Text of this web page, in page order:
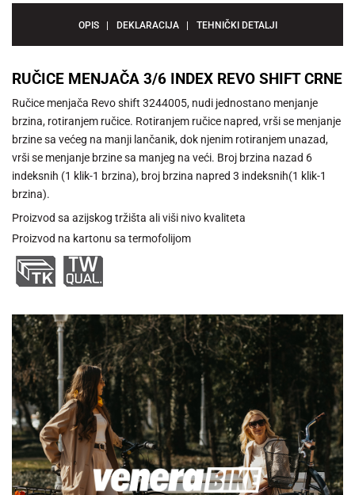
OPIS DEKLARACIJA TEHNIČKI DETALJI
RUČICE MENJAČA 3/6 INDEX REVO SHIFT CRNE
Ručice menjača Revo shift 3244005, nudi jednostano menjanje
brzina, rotiranjem ručice. Rotiranjem ručice napred, vrši se menjanje
brzine sa većeg na manji lančanik, dok njenim rotiranjem unazad,
vrši se menjanje brzine sa manjeg na veći. Broj brzina nazad 6
indeksnih (1 klik-1 brzina), broj brzina napred 3 indeksnih(1 klik-1
brzina).
Proizvod sa azijskog tržišta ali viši nivo kvaliteta
Proizvod na kartonu sa termofolijom